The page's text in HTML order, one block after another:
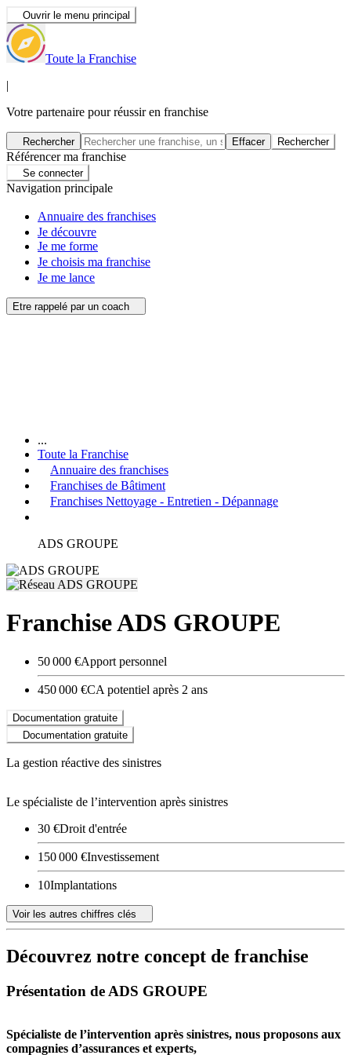
Ouvrir le menu principal
Toute la Franchise
|
Votre partenaire pour réussir en franchise
Rechercher Effacer Rechercher
Référencer ma franchise
Se connecter
Navigation principale
Annuaire des franchises
Je découvre
Je me forme
Je choisis ma franchise
Je me lance
Etre rappelé par un coach
...
Toute la Franchise
Annuaire des franchises
Franchises de Bâtiment
Franchises Nettoyage - Entretien - Dépannage
ADS GROUPE
Franchise ADS GROUPE
50 000 €Apport personnel
450 000 €CA potentiel après 2 ans
Documentation gratuite
Documentation gratuite
La gestion réactive des sinistres
Le spécialiste de l’intervention après sinistres
30 €Droit d'entrée
150 000 €Investissement
10Implantations
Voir les autres chiffres clés
Découvrez notre concept de franchise
Présentation de ADS GROUPE
Spécialiste de l’intervention après sinistres, nous proposons aux
compagnies d’assurances et experts,